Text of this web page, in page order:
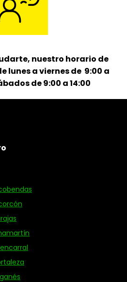
nuestro horario de
lunes a viernes de 9:00 a
de 9:00 a 14:00